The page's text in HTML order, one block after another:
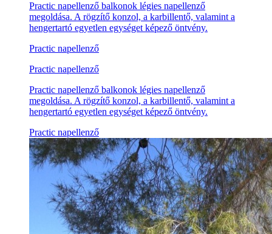
Practic napellenző balkonok légies napellenző
megoldása. A rögzítő konzol, a karbillentő, valamint a
hengertartó egyetlen egységet képező öntvény.
Practic napellenző
Practic napellenző
Practic napellenző balkonok légies napellenző
megoldása. A rögzítő konzol, a karbillentő, valamint a
hengertartó egyetlen egységet képező öntvény.
Practic napellenző